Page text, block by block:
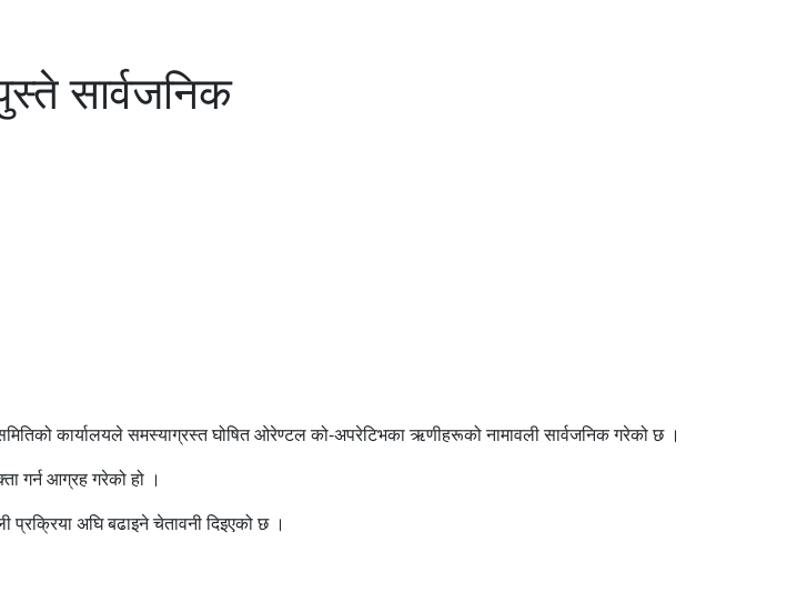
सार्वजनिक
कार्यालयले समस्याग्रस्त घोषित ओरेण्टल को-अपरेटिभका ऋणीहरूको नामावली सार्वजनिक गरेको छ ।
गर्न आग्रह गरेको हो ।
अघि बढाइने चेतावनी दिइएको छ ।